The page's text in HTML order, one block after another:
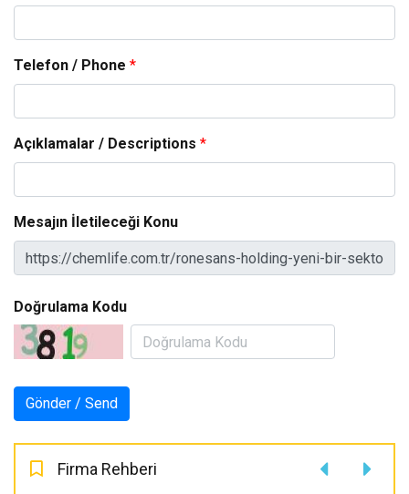
Telefon / Phone *
Açıklamalar / Descriptions *
Mesajın İletileceği Konu
Doğrulama Kodu
Firma Rehberi